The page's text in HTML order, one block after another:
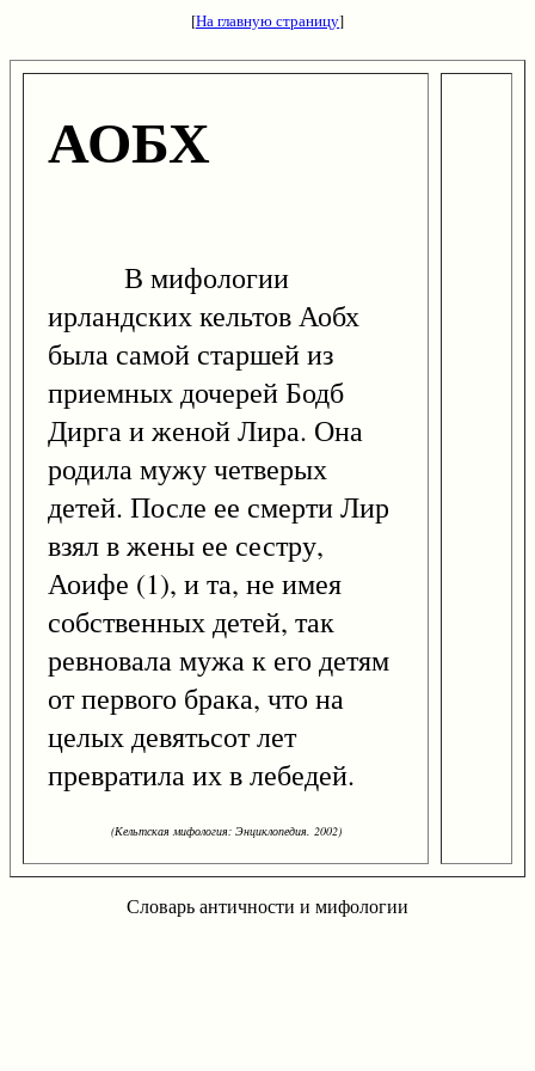
[На главную страницу]
АОБХ
В мифологии
ирландских кельтов Аобх
была самой старшей из
приемных дочерей Бодб
Дирга и женой Лира. Она
родила мужу четверых
детей. После ее смерти Лир
взял в жены ее сестру,
Аоифе (1), и та, не имея
собственных детей, так
ревновала мужа к его детям
от первого брака, что на
целых девятьсот лет
превратила их в лебедей.
(Кельтская мифология: Энциклопедия. 2002)
Словарь античности и мифологии